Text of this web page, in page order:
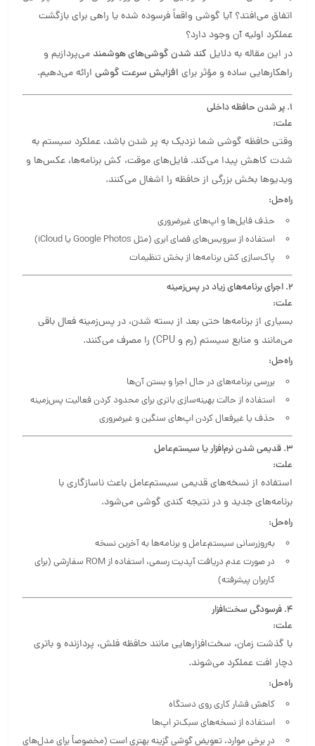
اتفاق می‌افتد؟ آیا گوشی واقعاً فرسوده شده یا راهی برای بازگشت
عملکرد اولیه آن وجود دارد؟
در این مقاله به دلایل کند شدن گوشی‌های هوشمند می‌پردازیم و
راهکارهایی ساده و مؤثر برای افزایش سرعت گوشی ارائه می‌دهیم.
1. پر شدن حافظه داخلی
علت:
وقتی حافظه گوشی شما نزدیک به پر شدن باشد، عملکرد سیستم به
شدت کاهش پیدا می‌کند. فایل‌های موقت، کش برنامه‌ها، عکس‌ها و
ویدیوها بخش بزرگی از حافظه را اشغال می‌کنند.
راه‌حل:
حذف فایل‌ها و اپ‌های غیرضروری
استفاده از سرویس‌های فضای ابری (مثل Google Photos یا iCloud)
پاک‌سازی کش برنامه‌ها از بخش تنظیمات
2. اجرای برنامه‌های زیاد در پس‌زمینه
علت:
بسیاری از برنامه‌ها حتی بعد از بسته شدن، در پس‌زمینه فعال باقی
می‌مانند و منابع سیستم (رم و CPU) را مصرف می‌کنند.
راه‌حل:
بررسی برنامه‌های در حال اجرا و بستن آن‌ها
استفاده از حالت بهینه‌سازی باتری برای محدود کردن فعالیت پس‌زمینه
حذف یا غیرفعال کردن اپ‌های سنگین و غیرضروری
3. قدیمی شدن نرم‌افزار یا سیستم‌عامل
علت:
استفاده از نسخه‌های قدیمی سیستم‌عامل باعث ناسازگاری با
برنامه‌های جدید و در نتیجه کندی گوشی می‌شود.
راه‌حل:
به‌روزرسانی سیستم‌عامل و برنامه‌ها به آخرین نسخه
در صورت عدم دریافت آپدیت رسمی، استفاده از ROM سفارشی (برای
کاربران پیشرفته)
4. فرسودگی سخت‌افزار
علت:
با گذشت زمان، سخت‌افزارهایی مانند حافظه فلش، پردازنده و باتری
دچار افت عملکرد می‌شوند.
راه‌حل:
کاهش فشار کاری روی دستگاه
استفاده از نسخه‌های سبک‌تر اپ‌ها
در برخی موارد، تعویض گوشی گزینه بهتری است (مخصوصاً برای مدل‌های